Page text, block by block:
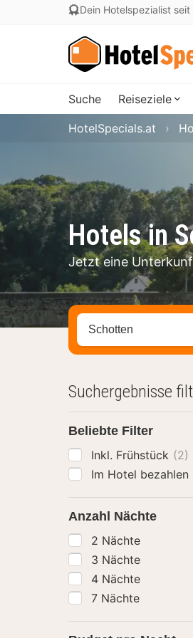
Dein Hotelspezialist
Suche Reiseziele
Hotels in
Jetzt eine
HotelSpecials.at
Stadt, Region oder
Suchergebnisse
Beliebte Filter
Inkl. Frühstück (2)
Im Hotel bezahlen
Anzahl Nächte
2 Nächte
3 Nächte
4 Nächte
7 Nächte